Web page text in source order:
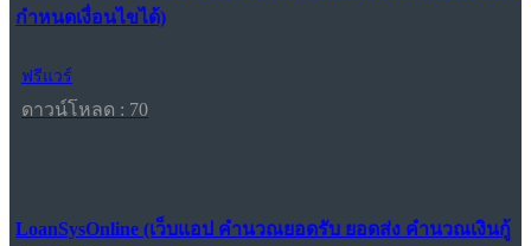
กำหนดเงื่อนไขได้)
ฟรีแวร์
ดาวน์โหลด : 70
LoanSysOnline (เว็บแอป คำนวณยอดรับ ยอดส่ง คำนวณเงินกู้